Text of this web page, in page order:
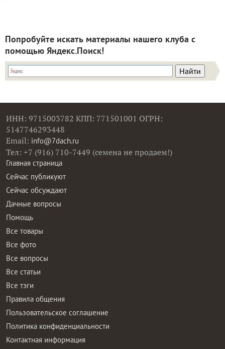
Попробуйте искать материалы нашего клуба с
помощью Яндекс.Поиск!
ИНН: 9715003782 КПП: 771501001 ОГРН:
5147746293448
Email: info@7dach.ru
Тел: +7 (916) 710-7449 (семена не продаем!)
Главная страница
Сейчас публикуют
Сейчас обсуждают
Дачные вопросы
Помощь
Все товары
Все фото
Все вопросы
Все статьи
Все тэги
Правила общения
Пользовательское соглашение
Политика конфиденциальности
Контактная информация